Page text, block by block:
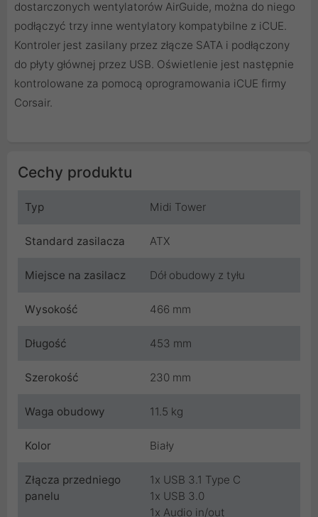
dostarczonych wentylatorów AirGuide, można do niego
podłączyć trzy inne wentylatory kompatybilne z iCUE.
Kontroler jest zasilany przez złącze SATA i podłączony
do płyty głównej przez USB. Oświetlenie jest następnie
kontrolowane za pomocą oprogramowania iCUE firmy
Corsair.
Cechy produktu
Typ Midi Tower
Standard zasilacza ATX
Miejsce na zasilacz Dół obudowy z tyłu
Wysokość 466 mm
Długość 453 mm
Szerokość 230 mm
Waga obudowy 11.5 kg
Kolor Biały
Złącza przedniego
panelu
1x USB 3.1 Type C
1x USB 3.0
1x Audio in/out